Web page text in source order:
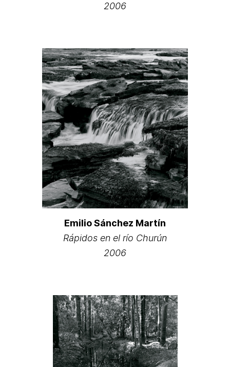
2006
Emilio Sánchez Martín
Rápidos en el río Churún
2006